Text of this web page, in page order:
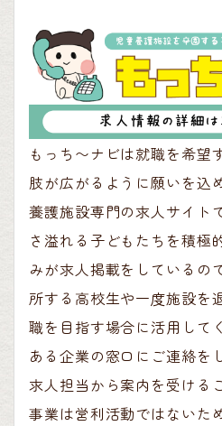
もっち〜ナビは就職を希望
肢が広がるように願いを込
養護施設専門の求人サイト
さ溢れる子どもたちを積極
みが求人掲載をしているの
所する高校生や一度施設を
職を目指す場合に活用して
ある企業の窓口にご連絡を
求人担当から案内を受ける
事業は営利活動ではないた